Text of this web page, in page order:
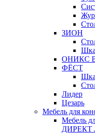
ЗИОН
ОНИКС
ФЁСТ
Лидер
Цезарь
Мебель для
Мебель